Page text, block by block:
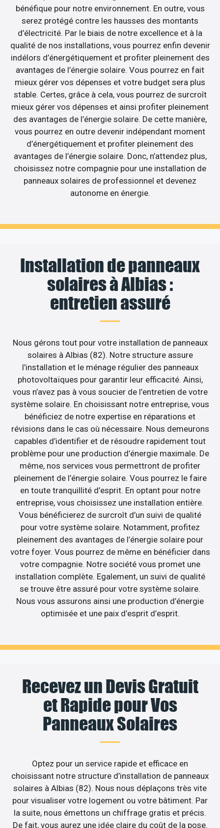
bénéfique pour notre environnement. En outre, vous
serez protégé contre les hausses des montants
d’électricité. Par le biais de notre excellence et à la
qualité de nos installations, vous pourrez enfin devenir
indélors d’énergétiquement et profiter pleinement des
avantages de l’énergie solaire. Vous pourrez en fait
mieux gérer vos dépenses et votre budget sera plus
stable. Certes, grâce à cela, vous pourrez de surcroît
mieux gérer vos dépenses et ainsi profiter pleinement
des avantages de l’énergie solaire. De cette manière,
vous pourrez en outre devenir indépendant moment
d’énergétiquement et profiter pleinement des
avantages de l’énergie solaire. Donc, n’attendez plus,
choisissez notre compagnie pour une installation de
panneaux solaires de professionnel et devenez
autonome en énergie.
Installation de panneaux
solaires à Albias :
entretien assuré
Nous gérons tout pour votre installation de panneaux
solaires à Albias (82). Notre structure assure
l’installation et le ménage régulier des panneaux
photovoltaïques pour garantir leur efficacité. Ainsi,
vous n’avez pas à vous soucier de l’entretien de votre
système solaire. En choisissant notre entreprise, vous
bénéficiez de notre expertise en réparations et
révisions dans le cas où nécessaire. Nous demeurons
capables d’identifier et de résoudre rapidement tout
problème pour une production d’énergie maximale. De
même, nos services vous permettront de profiter
pleinement de l’énergie solaire. Vous pourrez le faire
en toute tranquillité d’esprit. En optant pour notre
entreprise, vous choisissez une installation entière.
Vous bénéficierez de surcroît d’un suivi de qualité
pour votre système solaire. Notamment, profitez
pleinement des avantages de l’énergie solaire pour
votre foyer. Vous pourrez de même en bénéficier dans
votre compagnie. Notre société vous promet une
installation complète. Egalement, un suivi de qualité
se trouve être assuré pour votre système solaire.
Nous vous assurons ainsi une production d’énergie
optimisée et une paix d’esprit d’esprit.
Recevez un Devis Gratuit
et Rapide pour Vos
Panneaux Solaires
Optez pour un service rapide et efficace en
choisissant notre structure d’installation de panneaux
solaires à Albias (82). Nous nous déplaçons très vite
pour visualiser votre logement ou votre bâtiment. Par
la suite, nous émettons un chiffrage gratis et précis.
De fait, vous aurez une idée claire du coût de la pose.